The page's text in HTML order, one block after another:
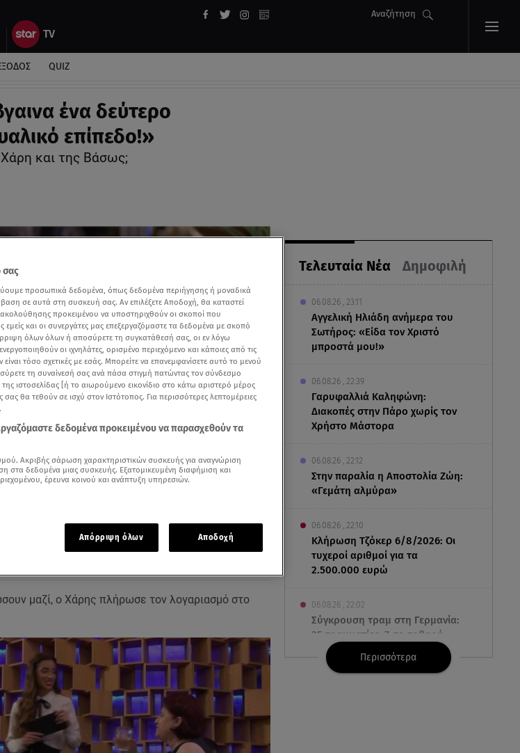
Αναζήτηση
QUIZ
ένα δεύτερο
επίπεδο!»
και της Βάσως;
Τελευταία Νέα Δημοφιλή
06.08.26 , 23:11
Αγγελική Ηλιάδη ανήμερα του
Σωτήρος: «Είδα τον Χριστό
μπροστά μου!»
06.08.26 , 22:39
Γαρυφαλλιά Καληφώνη:
Διακοπές στην Πάρο χωρίς τον
Χρήστο Μάστορα
06.08.26 , 22:12
Στην παραλία η Αποστολία Ζώη:
«Γεμάτη αλμύρα»
06.08.26 , 22:10
Κλήρωση Τζόκερ 6/8/2026: Οι
τυχεροί αριθμοί για τα
2.500.000 ευρώ
06.08.26 , 22:02
Σύγκρουση τραμ στη Γερμανία:
25 τραυματίες, 7 σε σοβαρή
κατάσταση
Περισσότερα
άρθρα μας στα αποτελέσματα αναζήτησης
μαζί, ο Χάρης πλήρωσε τον λογαριασμό στο
σας
προσωπικά δεδομένα, όπως δεδομένα περιήγησης ή μοναδικά
σε αυτά στη συσκευή σας. Αν επιλέξετε Αποδοχή, θα καταστεί
προκειμένου να υποστηριχθούν οι σκοποί που
και οι συνεργάτες μας επεξεργαζόμαστε τα δεδομένα με σκοπό
όλων όλων ή αποσύρετε τη συγκατάθεσή σας, οι εν λόγω
οι ιχνηλάτες, ορισμένο περιεχόμενο και κάποιες από τις
είναι τόσο σχετικές με εσάς. Μπορείτε να επανεμφανίσετε αυτό το μενού
τη συναίνεσή σας ανά πάσα στιγμή πατώντας τον σύνδεσμο
ιστοσελίδας [ή το αιωρούμενο εικονίδιο στο κάτω αριστερό μέρος
σας θα τεθούν σε ισχύ στον Ιστότοπος. Για περισσότερες λεπτομέρειες
δεδομένα προκειμένου να παρασχεθούν τα
Ακριβής σάρωση χαρακτηριστικών συσκευής για αναγνώριση
δεδομένα μιας συσκευής. Εξατομικευμένη διαφήμιση και
έρευνα κοινού και ανάπτυξη υπηρεσιών.
Απόρριψη όλων Αποδοχή